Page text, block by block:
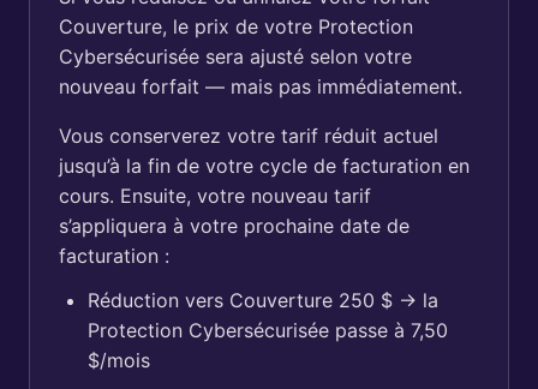
Couverture, le prix de votre Protection
Cybersécurisée sera ajusté selon votre
nouveau forfait — mais pas immédiatement.
Vous conserverez votre tarif réduit actuel
jusqu’à la fin de votre cycle de facturation en
cours. Ensuite, votre nouveau tarif
s’appliquera à votre prochaine date de
facturation :
Réduction vers Couverture 250 $ → la
Protection Cybersécurisée passe à 7,50
$/mois